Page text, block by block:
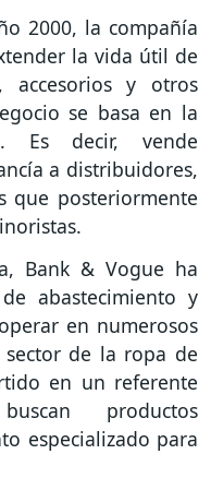
2000, la compañía
la vida útil de
accesorios y otros
se basa en la
Es decir, vende
a distribuidores,
que posteriormente
Bank & Vogue ha
abastecimiento y
en numerosos
sector de la ropa de
en un referente
productos
especializado para